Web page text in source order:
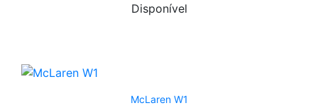
Disponível
McLaren W1